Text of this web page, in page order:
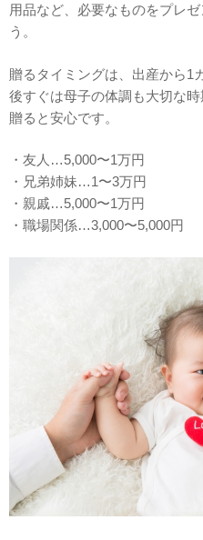
用品など、必要なものをプレ
う。
贈るタイミングは、出産から1
後すぐは母子の体調も大切な
贈ると安心です。
・友人…5,000〜1万円
・兄弟姉妹…1〜3万円
・親戚…5,000〜1万円
・職場関係…3,000〜5,000円